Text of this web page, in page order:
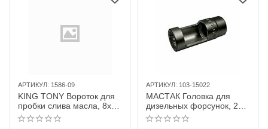
АРТИКУЛ: 1586-09
KING TONY Вороток для
пробки слива масла, 8х10
мм, изогнутый
АРТИКУЛ: 103-15022
МАСТАК Головка для
дизельных форсунок, 22
мм, глубокая